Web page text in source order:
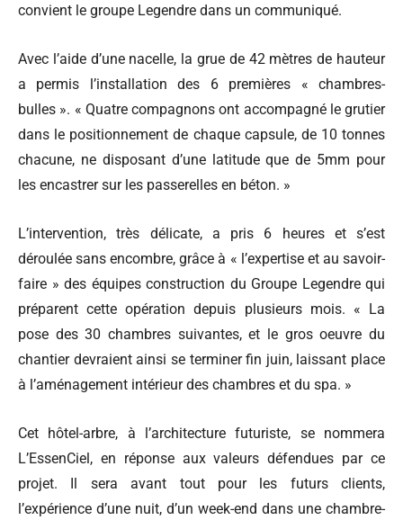
convient le groupe Legendre dans un communiqué.
Avec l’aide d’une nacelle, la grue de 42 mètres de hauteur
a permis l’installation des 6 premières « chambres-
bulles ». « Quatre compagnons ont accompagné le grutier
dans le positionnement de chaque capsule, de 10 tonnes
chacune, ne disposant d’une latitude que de 5mm pour
les encastrer sur les passerelles en béton. »
L’intervention, très délicate, a pris 6 heures et s’est
déroulée sans encombre, grâce à « l’expertise et au savoir-
faire » des équipes construction du Groupe Legendre qui
préparent cette opération depuis plusieurs mois. « La
pose des 30 chambres suivantes, et le gros oeuvre du
chantier devraient ainsi se terminer fin juin, laissant place
à l’aménagement intérieur des chambres et du spa. »
Cet hôtel-arbre, à l’architecture futuriste, se nommera
L’EssenCiel, en réponse aux valeurs défendues par ce
projet. Il sera avant tout pour les futurs clients,
l’expérience d’une nuit, d’un week-end dans une chambre-